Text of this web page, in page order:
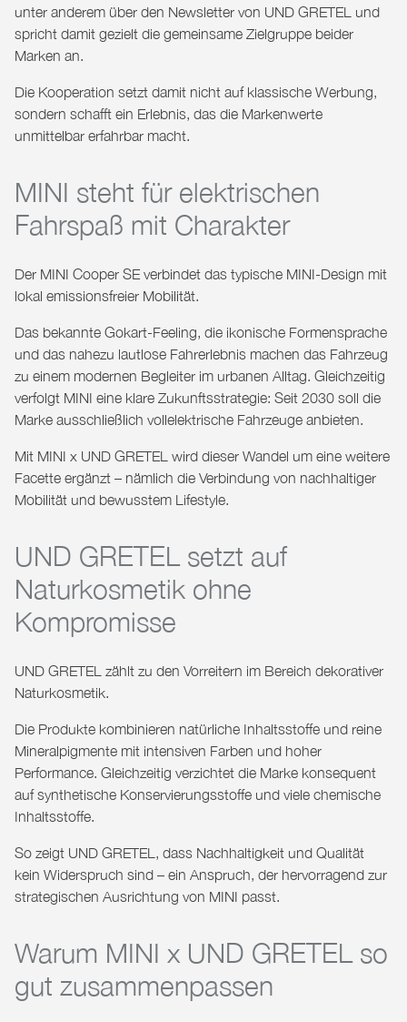
unter anderem über den Newsletter von UND GRETEL und
spricht damit gezielt die gemeinsame Zielgruppe beider
Marken an.
Die Kooperation setzt damit nicht auf klassische Werbung,
sondern schafft ein Erlebnis, das die Markenwerte
unmittelbar erfahrbar macht.
MINI steht für elektrischen
Fahrspaß mit Charakter
Der MINI Cooper SE verbindet das typische MINI-Design mit
lokal emissionsfreier Mobilität.
Das bekannte Gokart-Feeling, die ikonische Formensprache
und das nahezu lautlose Fahrerlebnis machen das Fahrzeug
zu einem modernen Begleiter im urbanen Alltag. Gleichzeitig
verfolgt MINI eine klare Zukunftsstrategie: Seit 2030 soll die
Marke ausschließlich vollelektrische Fahrzeuge anbieten.
Mit MINI x UND GRETEL wird dieser Wandel um eine weitere
Facette ergänzt – nämlich die Verbindung von nachhaltiger
Mobilität und bewusstem Lifestyle.
UND GRETEL setzt auf
Naturkosmetik ohne
Kompromisse
UND GRETEL zählt zu den Vorreitern im Bereich dekorativer
Naturkosmetik.
Die Produkte kombinieren natürliche Inhaltsstoffe und reine
Mineralpigmente mit intensiven Farben und hoher
Performance. Gleichzeitig verzichtet die Marke konsequent
auf synthetische Konservierungsstoffe und viele chemische
Inhaltsstoffe.
So zeigt UND GRETEL, dass Nachhaltigkeit und Qualität
kein Widerspruch sind – ein Anspruch, der hervorragend zur
strategischen Ausrichtung von MINI passt.
Warum MINI x UND GRETEL so
gut zusammenpassen